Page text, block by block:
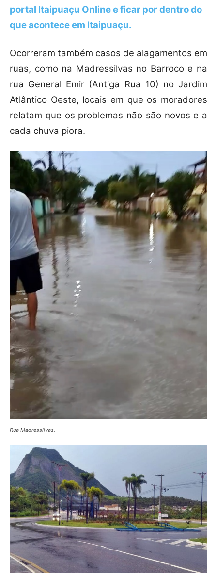
portal Itaipuaçu Online e ficar por dentro do
que acontece em Itaipuaçu.
Ocorreram também casos de alagamentos em
ruas, como na Madressilvas no Barroco e na
rua General Emir (Antiga Rua 10) no Jardim
Atlântico Oeste, locais em que os moradores
relatam que os problemas não são novos e a
cada chuva piora.
Rua Madressilvas.